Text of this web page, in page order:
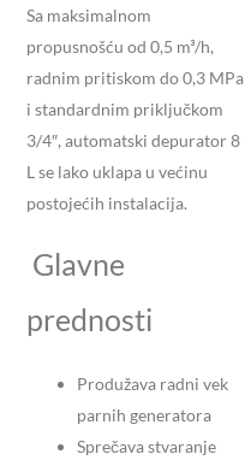
Sa maksimalnom
propusnošću od 0,5 m³/h,
radnim pritiskom do 0,3 MPa
i standardnim priključkom
3/4″, automatski depurator 8
L se lako uklapa u većinu
postojećih instalacija.
Glavne
prednosti
Produžava radni vek
parnih generatora
Sprečava stvaranje